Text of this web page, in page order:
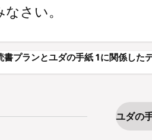
なさい。
書プランとユダの手紙 1に関係した
ユダの